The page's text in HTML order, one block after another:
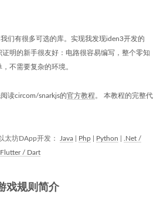
们有很多可选的库。实现我发现iden3开发的
明的新手很友好：电路很容易编写，整个零知
不需要复杂的环境。
读circom/snarkjs的官方教程 。 本教程的完整代
太坊DApp开发： Java Php Python
.Net /
Flutter / Dart
戏规则简介